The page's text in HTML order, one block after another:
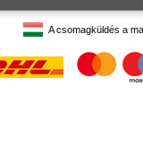
A csomagküldés a